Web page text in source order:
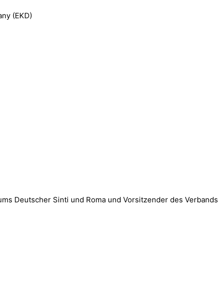
(EKD)
Deutscher Sinti und Roma und Vorsitzender des